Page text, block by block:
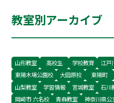
うが正しいのです。 間違
ートは一見するとただ
を見返してもスルーされ
列に過ぎません。 もし、
ックを入れておき、正
教室別アーカイブ
山形教室 高校生 学校教育 江戸
東陽木場公園校
大田原校 東陽町
山梨教室
学習情報 宮城教室 石川
岡崎市 六名校
青森教室 神奈川県公